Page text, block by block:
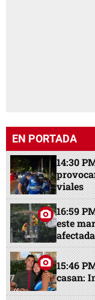
EN PORTADA
14:30
viales
16:59
este
15:46
casan: